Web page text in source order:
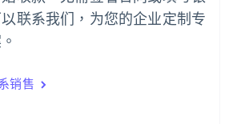
联系我们，为您的企业定制专
销售